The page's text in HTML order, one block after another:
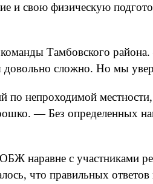
и свою физическую
Тамбовского
довольно сложно. Но мы
по непроходимой
— Без определенных
наравне с участниками
что правильных ответов